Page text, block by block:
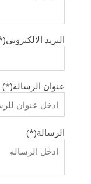
البريد
عنوان الرسالة(*)
الرسالة(*)